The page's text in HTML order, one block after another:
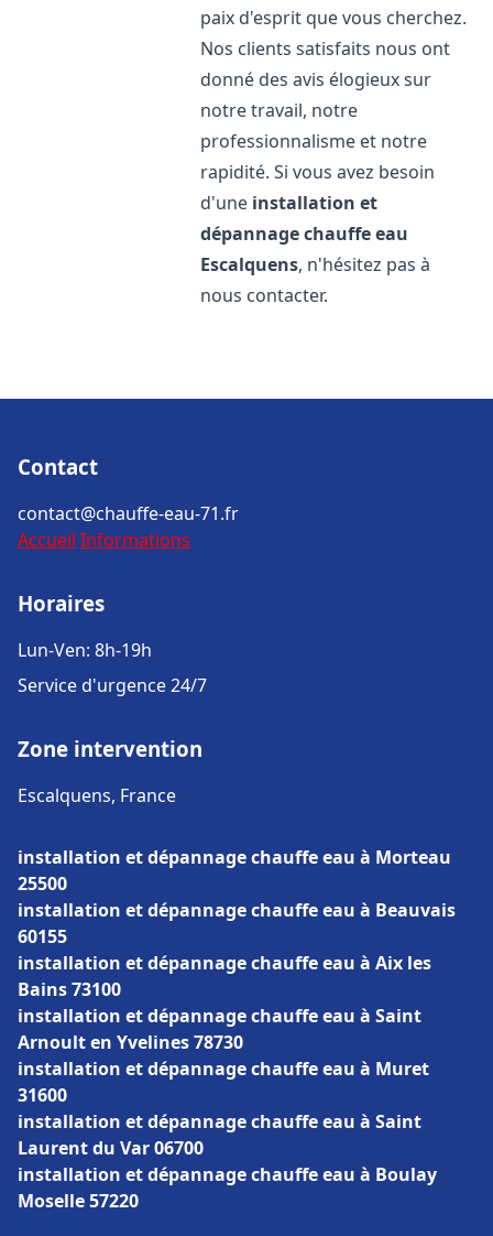
paix d'esprit que vous cherchez.
Nos clients satisfaits nous ont
donné des avis élogieux sur
notre travail, notre
professionnalisme et notre
rapidité. Si vous avez besoin
d'une installation et
dépannage chauffe eau
Escalquens, n'hésitez pas à
nous contacter.
Contact
contact@chauffe-eau-71.fr
Accueil Informations
Horaires
Lun-Ven: 8h-19h
Service d'urgence 24/7
Zone intervention
Escalquens, France
installation et dépannage chauffe eau à Morteau
25500
installation et dépannage chauffe eau à Beauvais
60155
installation et dépannage chauffe eau à Aix les
Bains 73100
installation et dépannage chauffe eau à Saint
Arnoult en Yvelines 78730
installation et dépannage chauffe eau à Muret
31600
installation et dépannage chauffe eau à Saint
Laurent du Var 06700
installation et dépannage chauffe eau à Boulay
Moselle 57220